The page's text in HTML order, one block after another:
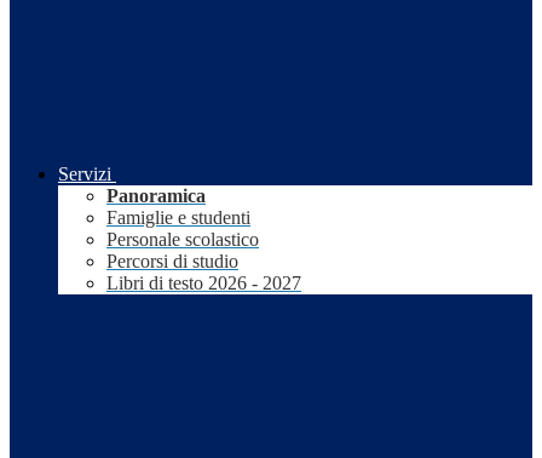
Servizi
Panoramica
Famiglie e studenti
Personale scolastico
Percorsi di studio
Libri di testo 2026 - 2027